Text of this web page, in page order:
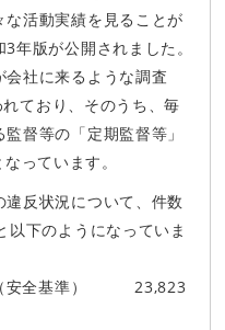
な活動実績を見ることが
年版が公開されました。
社に来るような調査
ており、そのうち、毎
督等の「定期監督等」
っています。
反状況について、件数
下のようになっていま
（安全基準） 23,823